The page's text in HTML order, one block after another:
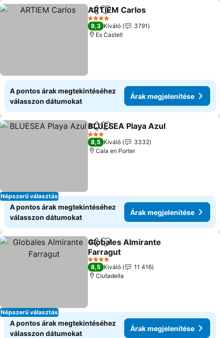
Megosztás
Hozzáadás a kedvencekhez
ARTIEM Carlos
4 Kategória
9,3 Kiváló
3791
Es Castell
A pontos árak megtekintéséhez
válasszon dátumokat
Árak megjelenítése
Népszerű választás
Megosztás
Hozzáadás a kedvencekhez
BLUESEA Playa Azul
3 Kategória
8,5 Kiváló
3332
Cala en Porter
A pontos árak megtekintéséhez
válasszon dátumokat
Árak megjelenítése
Népszerű választás
Megosztás
Hozzáadás a kedvencekhez
Globales Almirante
Farragut
4 Kategória
8,5 Kiváló
11 416
Ciutadella
A pontos árak megtekintéséhez
válasszon dátumokat
Árak megjelenítése